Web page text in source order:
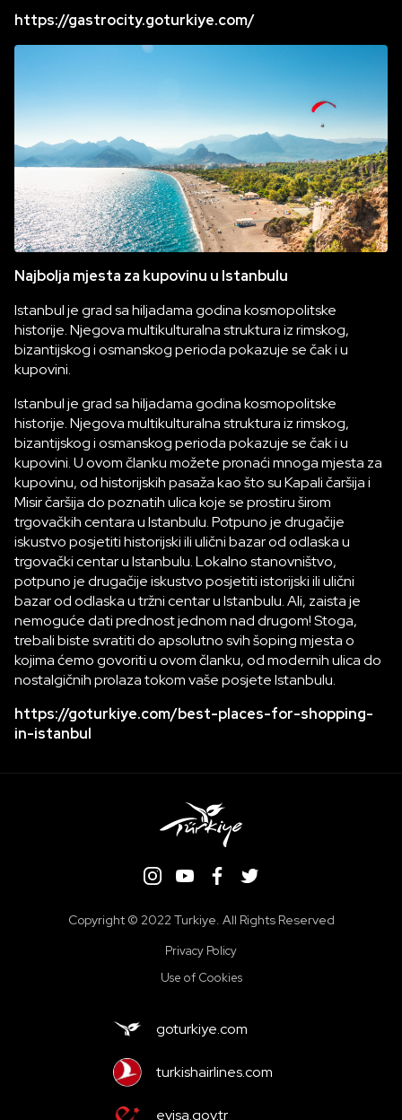
https://gastrocity.goturkiye.com/
Najbolja mjesta za kupovinu u Istanbulu
Istanbul je grad sa hiljadama godina kosmopolitske
historije. Njegova multikulturalna struktura iz rimskog,
bizantijskog i osmanskog perioda pokazuje se čak i u
kupovini.
Istanbul je grad sa hiljadama godina kosmopolitske
historije. Njegova multikulturalna struktura iz rimskog,
bizantijskog i osmanskog perioda pokazuje se čak i u
kupovini. U ovom članku možete pronaći mnoga mjesta za
kupovinu, od historijskih pasaža kao što su Kapali čaršija i
Misir čaršija do poznatih ulica koje se prostiru širom
trgovačkih centara u Istanbulu. Potpuno je drugačije
iskustvo posjetiti historijski ili ulični bazar od odlaska u
trgovački centar u Istanbulu. Lokalno stanovništvo,
potpuno je drugačije iskustvo posjetiti istorijski ili ulični
bazar od odlaska u tržni centar u Istanbulu. Ali, zaista je
nemoguće dati prednost jednom nad drugom! Stoga,
trebali biste svratiti do apsolutno svih šoping mjesta o
kojima ćemo govoriti u ovom članku, od modernih ulica do
nostalgičnih prolaza tokom vaše posjete Istanbulu.
https://goturkiye.com/best-places-for-shopping-
in-istanbul
Copyright ©️ 2022 Turkiye. All Rights Reserved
Privacy Policy
Use of Cookies
goturkiye.com
turkishairlines.com
evisa.gov.tr